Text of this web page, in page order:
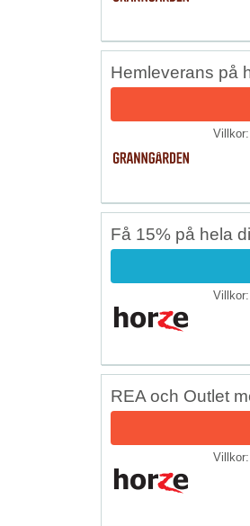
Hemleverans på
Få 15% på hela
REA och Outlet